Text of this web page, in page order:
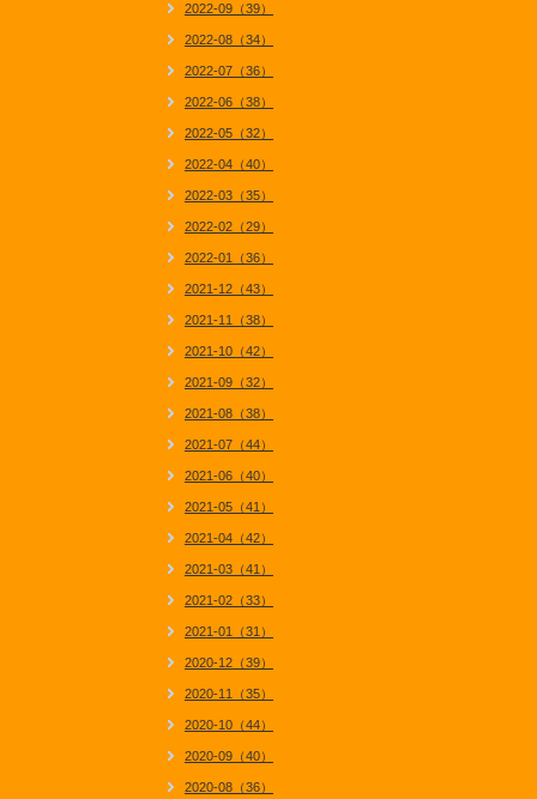
2022-09（39）
2022-08（34）
2022-07（36）
2022-06（38）
2022-05（32）
2022-04（40）
2022-03（35）
2022-02（29）
2022-01（36）
2021-12（43）
2021-11（38）
2021-10（42）
2021-09（32）
2021-08（38）
2021-07（44）
2021-06（40）
2021-05（41）
2021-04（42）
2021-03（41）
2021-02（33）
2021-01（31）
2020-12（39）
2020-11（35）
2020-10（44）
2020-09（40）
2020-08（36）